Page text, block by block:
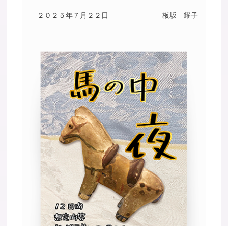
２０２５年７月２２日 板坂 耀子